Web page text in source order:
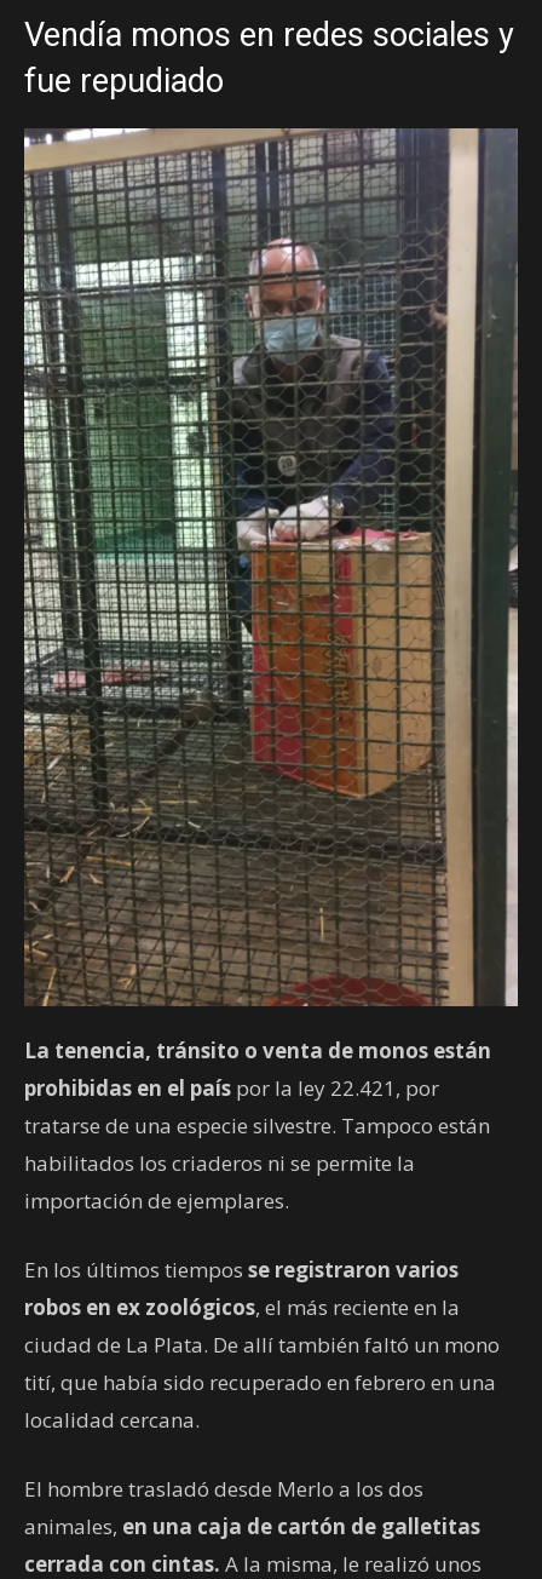
Vendía monos en redes sociales y
fue repudiado
La tenencia, tránsito o venta de monos están
prohibidas en el país por la ley 22.421, por
tratarse de una especie silvestre. Tampoco están
habilitados los criaderos ni se permite la
importación de ejemplares.
En los últimos tiempos se registraron varios
robos en ex zoológicos, el más reciente en la
ciudad de La Plata. De allí también faltó un mono
tití, que había sido recuperado en febrero en una
localidad cercana.
El hombre trasladó desde Merlo a los dos
animales, en una caja de cartón de galletitas
cerrada con cintas. A la misma, le realizó unos